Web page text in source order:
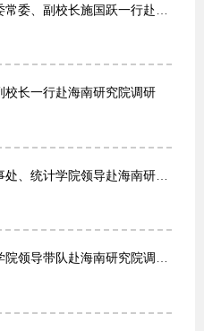
校长一行赴海南研究院调研
生态与环境科学学院领导带队赴海南研究院调研交流